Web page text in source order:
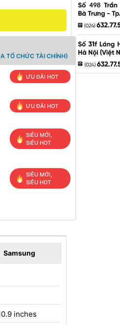
TỔ CHỨC TÀI CHÍNH)
ƯU ĐÃI HOT
ƯU ĐÃI HOT
SIÊU MỚI,
SIÊU HOT
SIÊU MỚI,
SIÊU HOT
Samsung
inches